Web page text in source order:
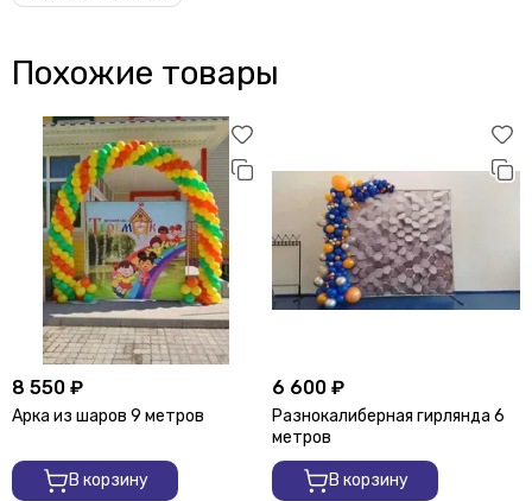
Похожие товары
8 550 ₽
Арка из шаров 9 метров
В корзину
6 600 ₽
Разнокалиберная гирлянда 6
метров
В корзину